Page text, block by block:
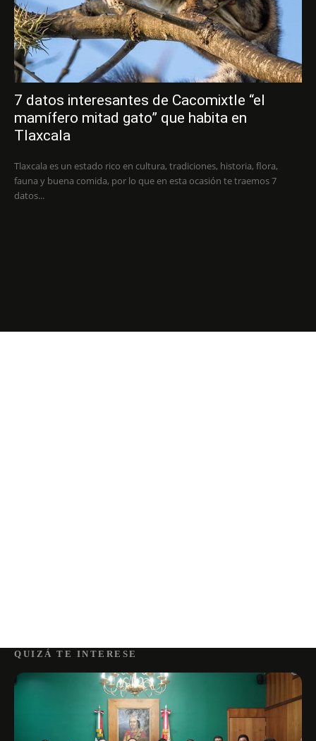
7 datos interesantes de Cacomixtle “el
mamífero mitad gato” que habita en
Tlaxcala
Tlaxcala es un estado rico en cultura, tradiciones, historia, flora,
fauna y buena comida, por lo que en esta ocasión te traemos 7
datos...
QUIZÁ TE INTERESE